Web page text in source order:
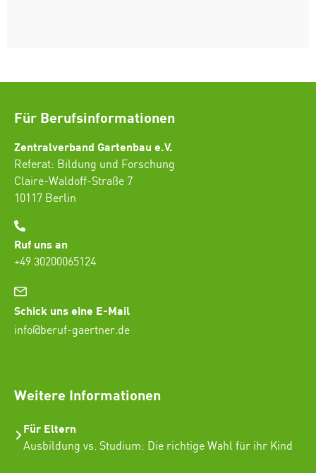
Für Berufsinformationen
Zentralverband Gartenbau e.V.
Referat: Bildung und Forschung
Claire-Waldoff-Straße 7
10117 Berlin
Ruf uns an
+49 30200065124
Schick uns eine E-Mail
info@beruf-gaertner.de
Weitere Informationen
Für Eltern
Ausbildung vs. Studium: Die richtige Wahl für ihr Kind